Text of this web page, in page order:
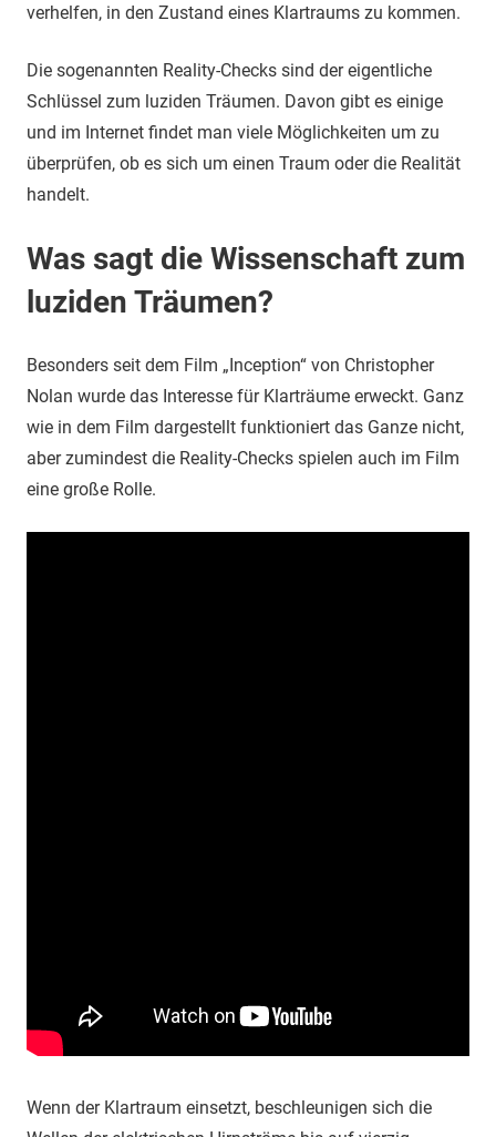
verhelfen, in den Zustand eines Klartraums zu kommen.
Die sogenannten Reality-Checks sind der eigentliche
Schlüssel zum luziden Träumen. Davon gibt es einige
und im Internet findet man viele Möglichkeiten um zu
überprüfen, ob es sich um einen Traum oder die Realität
handelt.
Was sagt die Wissenschaft zum
luziden Träumen?
Besonders seit dem Film „Inception“ von Christopher
Nolan wurde das Interesse für Klarträume erweckt. Ganz
wie in dem Film dargestellt funktioniert das Ganze nicht,
aber zumindest die Reality-Checks spielen auch im Film
eine große Rolle.
Wenn der Klartraum einsetzt, beschleunigen sich die